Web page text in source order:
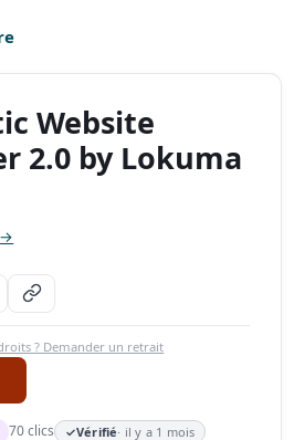
Website
2.0 by Lokuma
? Demander un retrait
70 clics ✓Vérifié· il y a 1 mois